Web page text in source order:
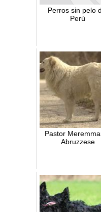
Perros sin pelo
Perú
Pastor
Abruzzese